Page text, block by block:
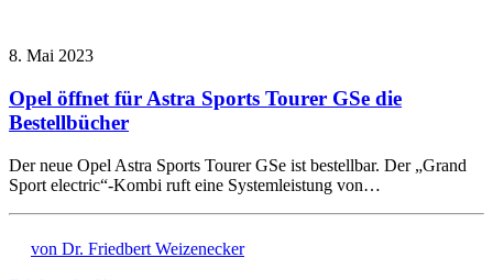
8. Mai 2023
Opel öffnet für Astra Sports Tourer GSe die
Bestellbücher
Der neue Opel Astra Sports Tourer GSe ist bestellbar. Der „Grand
Sport electric“-Kombi ruft eine Systemleistung von…
von Dr. Friedbert Weizenecker